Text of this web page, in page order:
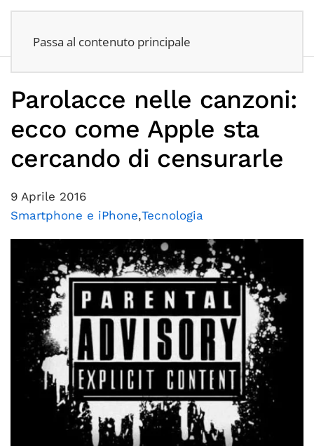
Passa al contenuto principale
Parolacce nelle canzoni:
ecco come Apple sta
cercando di censurarle
9 Aprile 2016
Smartphone e iPhone,Tecnologia